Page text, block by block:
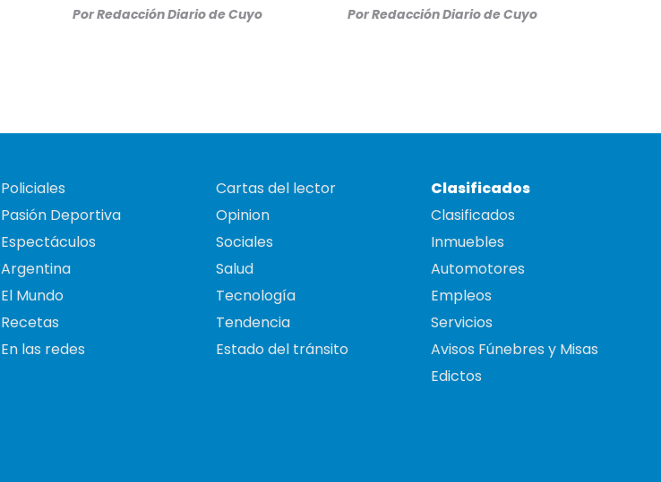
PorRedacción Diario de Cuyo PorRedacción Diario de Cuyo
Policiales
Pasión Deportiva
Espectáculos
Argentina
El Mundo
Recetas
En las redes
Cartas del lector
Opinion
Sociales
Salud
Tecnología
Tendencia
Estado del tránsito
Clasificados
Clasificados
Inmuebles
Automotores
Empleos
Servicios
Avisos Fúnebres y Misas
Edictos